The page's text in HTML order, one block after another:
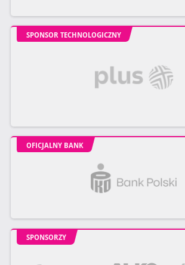
SPONSOR TECHNOLOGICZNY
OFICJALNY BANK
SPONSORZY